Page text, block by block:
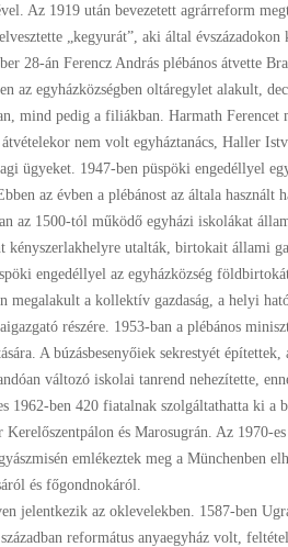
Az 1919 után bevezetett agrárreform
„kegyurát”, aki által
28-án Ferencz András plébános átvette
az egyházközségben oltáregylet alakult,
mind pedig a filiákban. Harmath Ferencet
nem volt egyháztanács, Haller
ügyeket. 1947-ben püspöki engedéllyel
az évben a plébánost az általa
az 1500-tól működő egyházi iskolákat
utalták, birtokait állami
engedéllyel az egyházközség
megalakult a kollektív gazdaság, a helyi
részére. 1953-ban a plébános
A búzásbesenyőiek sekrestyét
változó iskolai tanrend nehezítette,
1962-ben 420 fiatalnak szolgáltathatta ki a
és Marosugrán. Az 1970-
emlékeztek meg a Münchenben
és főgondnokáról.
jelentkezik az oklevelekben. 1587-ben
református anyaegyház volt,